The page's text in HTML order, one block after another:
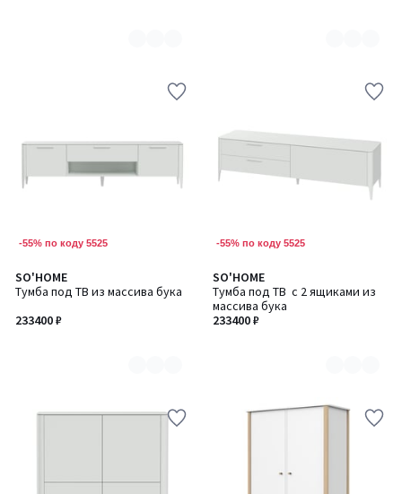
-55% по коду 5525
SO'HOME
Тумба под ТВ из массива бука
233400 ₽
Количество
цветов:
6
-55% по коду 5525
SO'HOME
Тумба под ТВ с 2 ящиками из
массива бука
233400 ₽
Количество
цветов:
6